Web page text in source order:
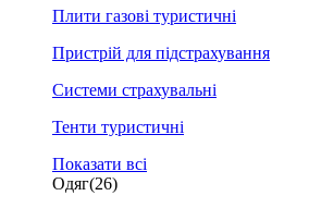
Плити газові туристичні
Пристрій для підстрахування
Системи страхувальні
Тенти туристичні
Показати всі
Одяг(26)